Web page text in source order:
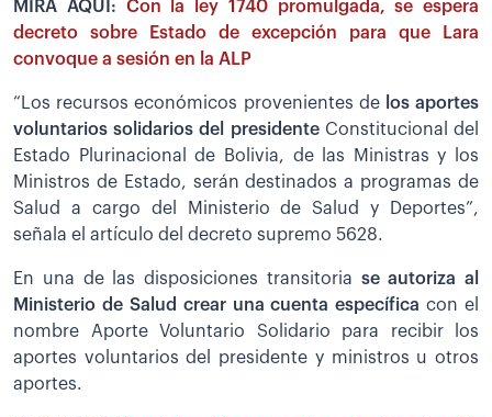
MIRA AQUÍ: Con la ley 1740 promulgada, se espera
decreto sobre Estado de excepción para que Lara
convoque a sesión en la ALP
“Los recursos económicos provenientes de los aportes
voluntarios solidarios del presidenteConstitucional del
Estado Plurinacional de Bolivia, de las Ministras y los
Ministros de Estado, serán destinados a programas de
Salud a cargo del Ministerio de Salud y Deportes”,
señala el artículo del decreto supremo 5628.
En una de las disposiciones transitoria se autoriza al
Ministerio de Salud crear una cuenta específicacon el
nombre Aporte Voluntario Solidario para recibir los
aportes voluntarios del presidente y ministros u otros
aportes.